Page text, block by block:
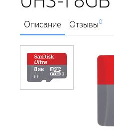
Описание Отзывы0